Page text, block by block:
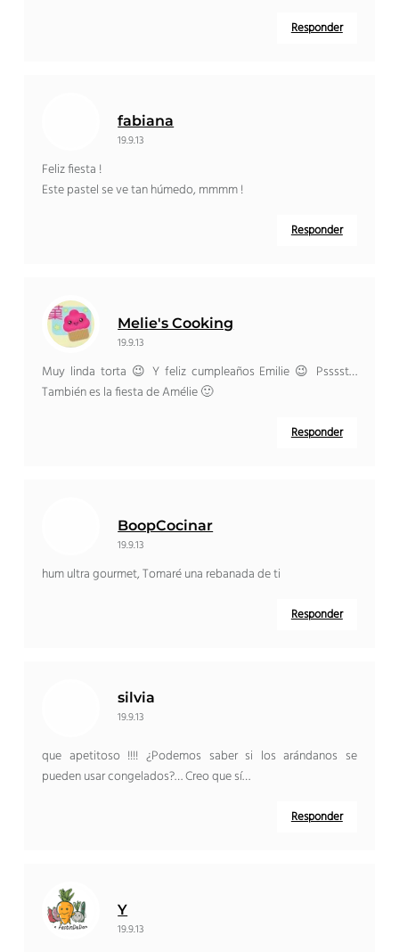
Responder
fabiana
19.9.13
Feliz fiesta !
Este pastel se ve tan húmedo, mmmm !
Responder
Melie's Cooking
19.9.13
Muy linda torta 😉 Y feliz cumpleaños Emilie 😉 Psssst…
También es la fiesta de Amélie 🙂
Responder
BoopCocinar
19.9.13
hum ultra gourmet, Tomaré una rebanada de ti
Responder
silvia
19.9.13
que apetitoso !!!! ¿Podemos saber si los arándanos se
pueden usar congelados?… Creo que sí…
Responder
Y
19.9.13